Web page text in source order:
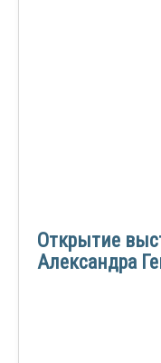
Открытие
Александра